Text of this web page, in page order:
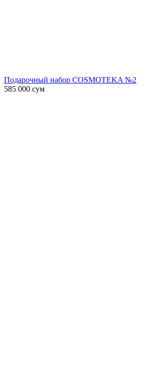
Подарочный набор COSMOTEKA №2
585 000 сум